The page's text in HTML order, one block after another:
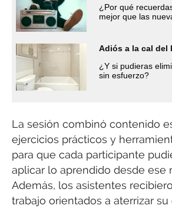
¿Por qué
mejor que las
Adiós a la cal del
¿Y si pudieras
sin esfuerzo?
La sesión combinó contenido
ejercicios prácticos y
para que cada participante
aplicar lo aprendido desde ese
Además, los asistentes
trabajo orientados a aterrizar su